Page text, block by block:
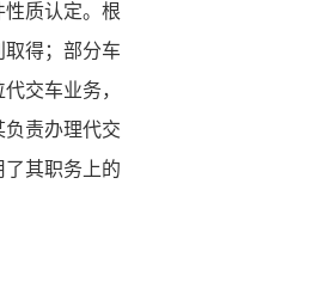
质认定。根
得；部分车
交车业务，
责办理代交
其职务上的